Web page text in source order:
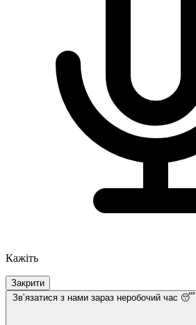
Кажіть
Закрити
Звʼязатися з нами зараз неробочий час 😴